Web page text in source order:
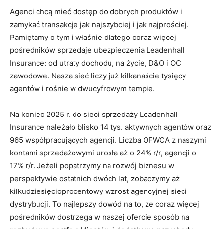
Agenci chcą mieć dostęp do dobrych produktów i
zamykać transakcje jak najszybciej i jak najprościej.
Pamiętamy o tym i właśnie dlatego coraz więcej
pośredników sprzedaje ubezpieczenia Leadenhall
Insurance: od utraty dochodu, na życie, D&O i OC
zawodowe. Nasza sieć liczy już kilkanaście tysięcy
agentów i rośnie w dwucyfrowym tempie.
Na koniec 2025 r. do sieci sprzedaży Leadenhall
Insurance należało blisko 14 tys. aktywnych agentów oraz
965 współpracujących agencji. Liczba OFWCA z naszymi
kontami sprzedażowymi urosła aż o 24% r/r, agencji o
17% r/r. Jeżeli popatrzymy na rozwój biznesu w
perspektywie ostatnich dwóch lat, zobaczymy aż
kilkudziesięcioprocentowy wzrost agencyjnej sieci
dystrybucji. To najlepszy dowód na to, że coraz więcej
pośredników dostrzega w naszej ofercie sposób na